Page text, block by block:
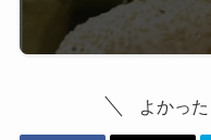
よかっ